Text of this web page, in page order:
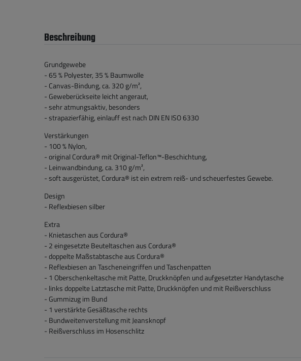
Beschreibung
Grundgewebe
- 65 % Polyester, 35 % Baumwolle
- Canvas-Bindung, ca. 320 g/m²,
- Geweberückseite leicht angeraut,
- sehr atmungsaktiv, besonders
- strapazierfähig, einlauff est nach DIN EN ISO 6330
Verstärkungen
- 100 % Nylon,
- original Cordura® mit Original-Teflon™-Beschichtung,
- Leinwandbindung, ca. 310 g/m²,
- soft ausgerüstet, Cordura® ist ein extrem reiß- und scheuerfestes Gewebe.
Design
- Reflexbiesen silber
Extra
- Knietaschen aus Cordura®
- 2 eingesetzte Beuteltaschen aus Cordura®
- doppelte Maßstabtasche aus Cordura®
- Reflexbiesen an Tascheneingriffen und Taschenpatten
- 1 Oberschenkeltasche mit Patte, Druckknöpfen und aufgesetzter Handytasche
- links doppelte Latztasche mit Patte, Druckknöpfen und mit Reißverschluss
- Gummizug im Bund
- 1 verstärkte Gesäßtasche rechts
- Bundweitenverstellung mit Jeansknopf
- Reißverschluss im Hosenschlitz